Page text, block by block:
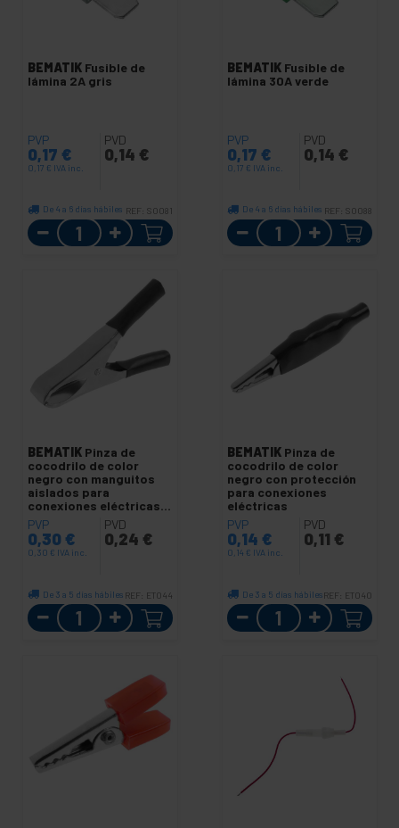
BEMATIK Fusible de
lámina 2A gris
PVP
0,17 €
0,17 € IVA inc.
PVD
0,14 €
De 4 a 6 días hábiles REF: SO081
Cantidad
BEMATIK Fusible de
lámina 30A verde
PVP
0,17 €
0,17 € IVA inc.
PVD
0,14 €
De 4 a 6 días hábiles REF: SO088
Cantidad
BEMATIK Pinza de
cocodrilo de color
negro con manguitos
aislados para
conexiones eléctricas
70mm
PVP
0,30 €
0,30 € IVA inc.
PVD
0,24 €
De 3 a 5 días hábiles REF: ET044
Cantidad
BEMATIK Pinza de
cocodrilo de color
negro con protección
para conexiones
eléctricas
PVP
0,14 €
0,14 € IVA inc.
PVD
0,11 €
De 3 a 5 días hábilesREF: ET040
Cantidad